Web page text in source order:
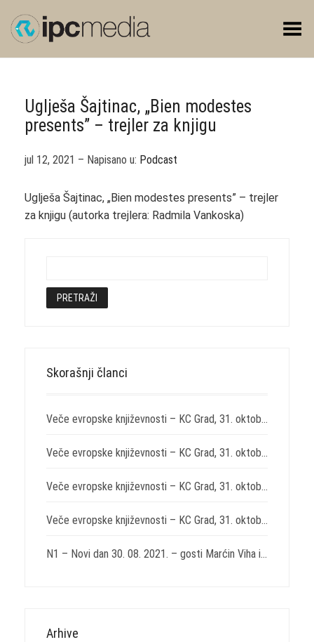
Toggle Menu
Uglješa Šajtinac, „Bien modestes
presents” – trejler za knjigu
jul 12, 2021 – Napisano u: Podcast
Uglješa Šajtinac, „Bien modestes presents” – trejler
za knjigu (autorka trejlera: Radmila Vankoska)
Skorašnji članci
Veče evropske književnosti – KC Grad, 31. oktobar 2021. – „Svirepost“ Nikole Lađoje i „Izabrane drame“ Juna Fosea
Veče evropske književnosti – KC Grad, 31. oktobar 2021. – „Na kočijama Svetog Ilije“ Endrea Adija
Veče evropske književnosti – KC Grad, 31. oktobar 2021. – „Sedam komedija“ Tita Makcija Plauta
Veče evropske književnosti – KC Grad, 31. oktobar 2021. – „Istočno od Zapada“ Miroslava Penkova
N1 – Novi dan 30. 08. 2021. – gosti Marćin Viha i Aleksandar Božić
Arhive